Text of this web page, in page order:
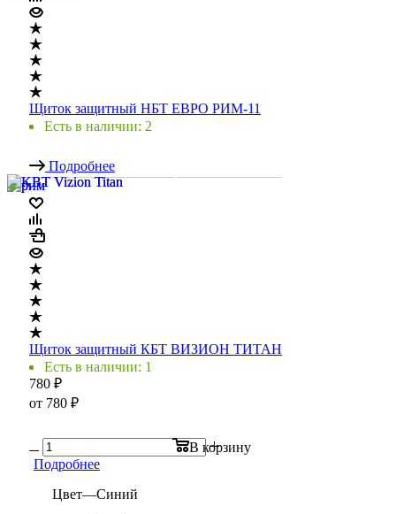
Щиток защитный НБТ ЕВРО РИМ-11
Есть в наличии: 2
Подробнее
Щиток защитный КБТ ВИЗИОН ТИТАН
Есть в наличии: 1
780 ₽
от 780 ₽
В корзину
Подробнее
Цвет—Синий